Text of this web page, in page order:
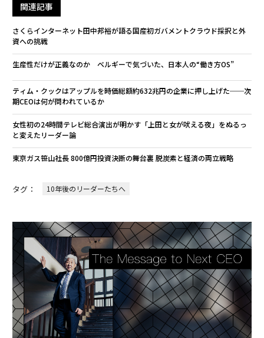
関連記事
さくらインターネット田中邦裕が語る国産初ガバメントクラウド採択と外
資への挑戦
生産性だけが正義なのか ベルギーで気づいた、日本人の“働き方OS”
ティム・クックはアップルを時価総額約632兆円の企業に押し上げた──次
期CEOは何が問われているか
女性初の24時間テレビ総合演出が明かす「上田と女が吠える夜」をぬるっ
と変えたリーダー論
東京ガス笹山社長 800億円投資決断の舞台裏 脱炭素と経済の両立戦略
タグ： 10年後のリーダーたちへ